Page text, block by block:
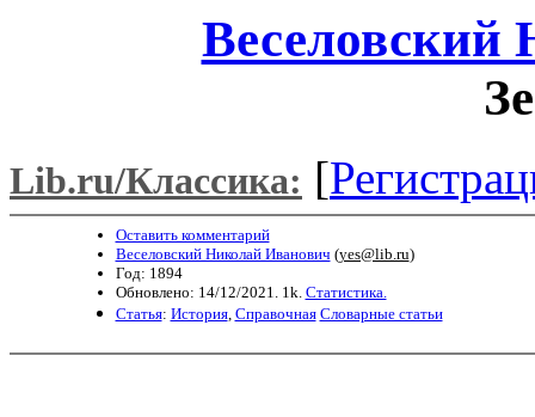
Веселовский
Lib.ru/Классика: [
Оставить комментарий
Веселовский Николай Иванович (yes@lib.ru)
Год: 1894
Обновлено: 14/12/2021. 1k. Статистика.
Статья: История, Справочная Словарные статьи